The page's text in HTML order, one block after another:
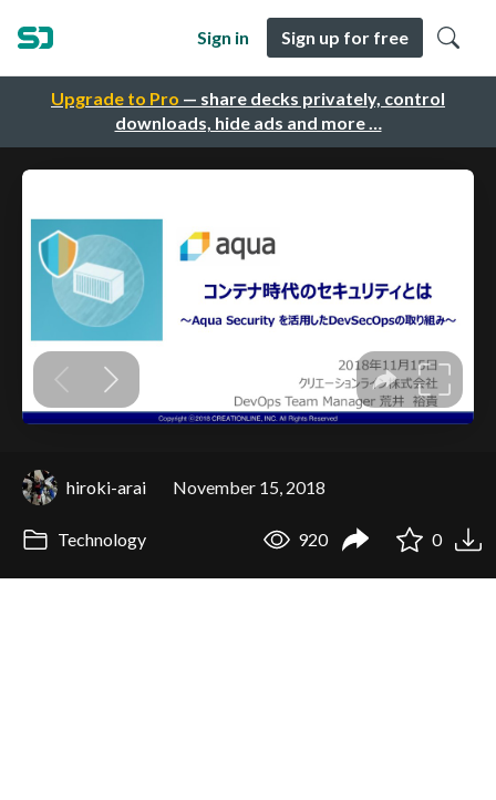
Upgrade to Pro — share decks privately, control
downloads, hide ads and more …
Sign in Sign up for free
hiroki-arai November 15, 2018
Technology 920 0